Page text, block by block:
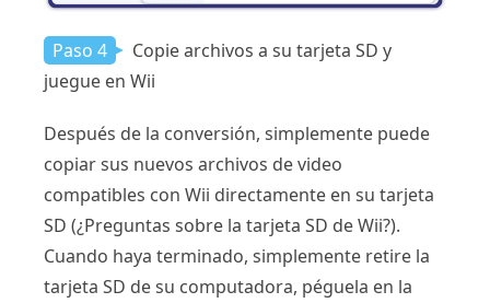
Paso 4
Copie archivos a su tarjeta SD y
juegue en Wii
Después de la conversión, simplemente puede
copiar sus nuevos archivos de video
compatibles con Wii directamente en su tarjeta
SD (¿Preguntas sobre la tarjeta SD de Wii?).
Cuando haya terminado, simplemente retire la
tarjeta SD de su computadora, péguela en la